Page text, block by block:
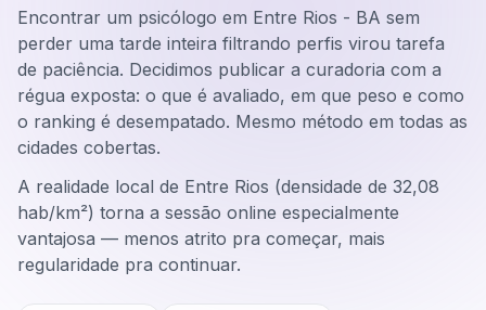
Encontrar um psicólogo em Entre Rios - BA sem
perder uma tarde inteira filtrando perfis virou tarefa
de paciência. Decidimos publicar a curadoria com a
régua exposta: o que é avaliado, em que peso e como
o ranking é desempatado. Mesmo método em todas as
cidades cobertas.
A realidade local de Entre Rios (densidade de 32,08
hab/km²) torna a sessão online especialmente
vantajosa — menos atrito pra começar, mais
regularidade pra continuar.